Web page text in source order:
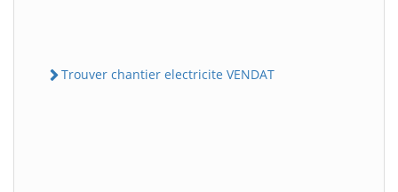
Trouver chantier electricite VENDAT